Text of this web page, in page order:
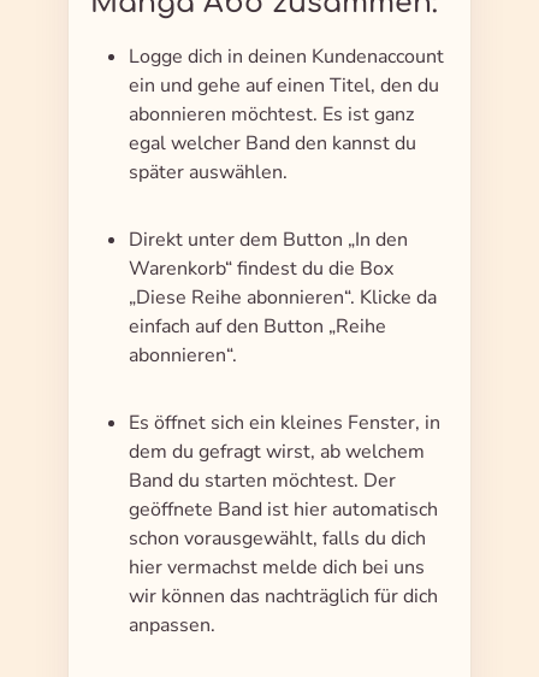
Logge dich in deinen Kundenaccount
ein und gehe auf einen Titel, den du
abonnieren möchtest. Es ist ganz
egal welcher Band den kannst du
später auswählen.
Direkt unter dem Button „In den
Warenkorb“ findest du die Box
„Diese Reihe abonnieren“. Klicke da
einfach auf den Button „Reihe
abonnieren“.
Es öffnet sich ein kleines Fenster, in
dem du gefragt wirst, ab welchem
Band du starten möchtest. Der
geöffnete Band ist hier automatisch
schon vorausgewählt, falls du dich
hier vermachst melde dich bei uns
wir können das nachträglich für dich
anpassen.